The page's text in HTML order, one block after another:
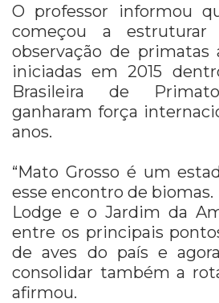
O professor informou
começou a
observação de primatas
iniciadas em 2015
Brasileira de
ganharam força
anos.
“Mato Grosso é um
esse encontro de
Lodge e o Jardim da
entre os principais
de aves do país e
consolidar também a
afirmou.